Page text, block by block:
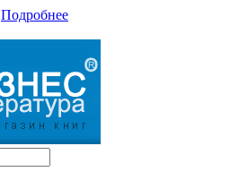
Подробнее